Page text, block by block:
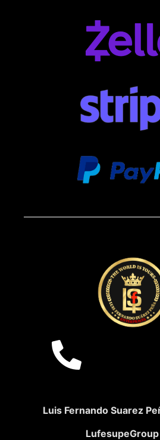
Luis Fernando Suarez
LufesupeGroup